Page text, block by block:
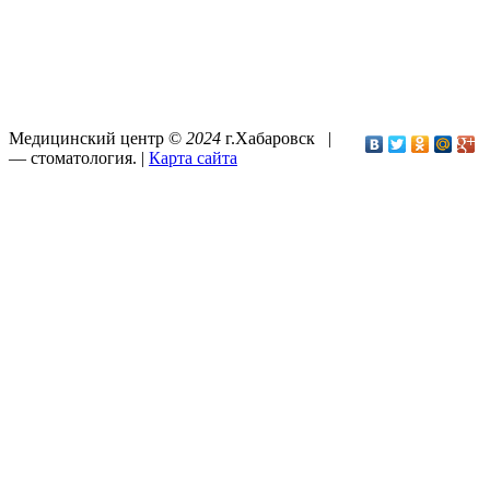
Медицинский центр © 2024 г.Хабаровск |
— стоматология. | Карта сайта